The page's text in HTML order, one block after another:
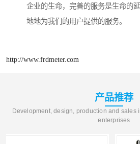
企业的生命，完善的服务是生命的
地地为我们的用户提供的服务。
http://www.frdmeter.com
产品推荐
Development, design, production and sales
enterprises